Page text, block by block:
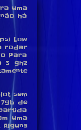
uma
há
Low
rodar
Para
3 ghz
sem
de
uma